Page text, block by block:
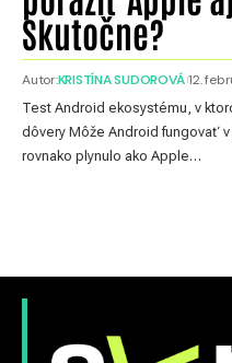
Skutočne?
Autor:KRISTÍNA SUDOROVÁ 12.
Test Android ekosystému, v
dôvery Môže Android fungovať
rovnako plynulo ako Apple…